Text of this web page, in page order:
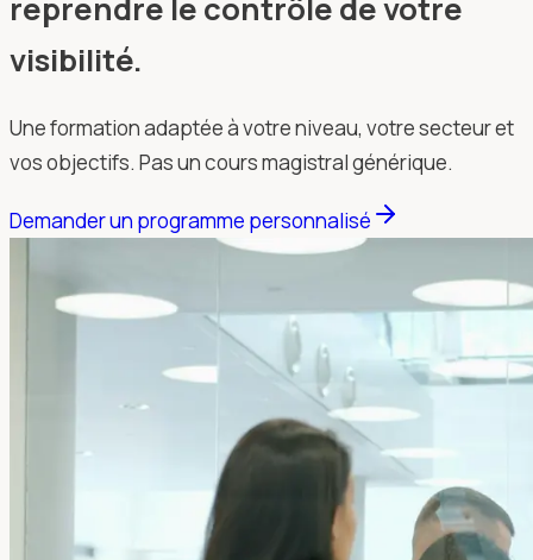
reprendre le contrôle de votre
visibilité.
Une formation adaptée à votre niveau, votre secteur et
vos objectifs. Pas un cours magistral générique.
Demander un programme personnalisé